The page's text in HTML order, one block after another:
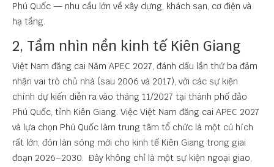
Phú Quốc — nhu cầu lớn về xây dựng, khách sạn, cơ điện và
hạ tầng.
2, Tầm nhìn nền kinh tế Kiên Giang
Việt Nam đăng cai Năm APEC 2027, đánh dấu lần thứ ba đảm
nhận vai trò chủ nhà (sau 2006 và 2017), với các sự kiện
chính dự kiến diễn ra vào tháng 11/2027 tại thành phố đảo
Phú Quốc, tỉnh Kiên Giang. Việc Việt Nam đăng cai APEC 2027
và lựa chọn Phú Quốc làm trung tâm tổ chức là một cú hích
rất lớn, đón làn sóng mới cho kinh tế Kiên Giang trong giai
đoạn 2026–2030. Đây không chỉ là một sự kiện ngoại giao,